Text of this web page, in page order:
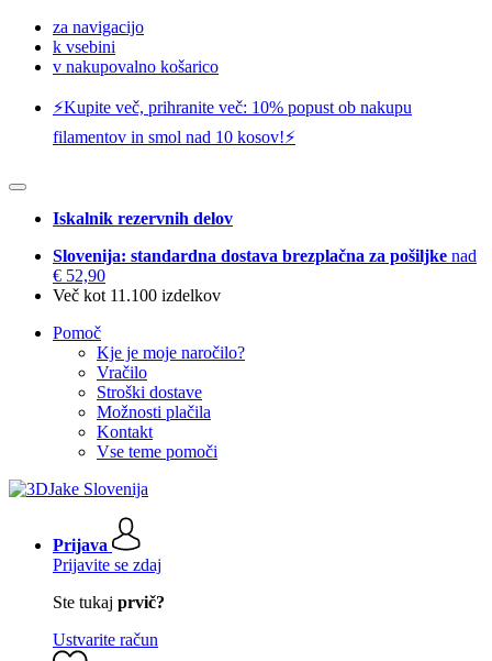
za navigacijo
k vsebini
v nakupovalno košarico
⚡️Kupite več, prihranite več: 10% popust ob nakupu
filamentov in smol nad 10 kosov!⚡️
Iskalnik rezervnih delov
Slovenija: standardna dostava brezplačna za pošiljke nad
€ 52,90
Več kot 11.100 izdelkov
Pomoč
Kje je moje naročilo?
Vračilo
Stroški dostave
Možnosti plačila
Kontakt
Vse teme pomoči
Prijava
Prijavite se zdaj
Ste tukaj prvič?
Ustvarite račun